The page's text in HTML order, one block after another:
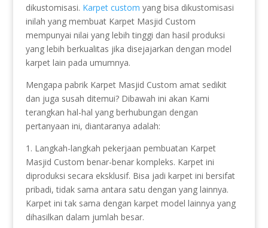
dikustomisasi. Karpet custom yang bisa dikustomisasi
inilah yang membuat Karpet Masjid Custom
mempunyai nilai yang lebih tinggi dan hasil produksi
yang lebih berkualitas jika disejajarkan dengan model
karpet lain pada umumnya.
Mengapa pabrik Karpet Masjid Custom amat sedikit
dan juga susah ditemui? Dibawah ini akan Kami
terangkan hal-hal yang berhubungan dengan
pertanyaan ini, diantaranya adalah:
1. Langkah-langkah pekerjaan pembuatan Karpet
Masjid Custom benar-benar kompleks. Karpet ini
diproduksi secara eksklusif. Bisa jadi karpet ini bersifat
pribadi, tidak sama antara satu dengan yang lainnya.
Karpet ini tak sama dengan karpet model lainnya yang
dihasilkan dalam jumlah besar.